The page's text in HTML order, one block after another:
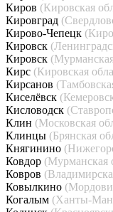
Киров (Кировская
Кировград
Кирово-Чепецк
Кировск
Кировск
Кирс (Кировская
Кирсанов
Киселёвск
Кисловодск
Клин (Московская
Клинцы (Брянская
Княгинино
Ковдор (Мурманская
Ковров
Ковылкино
Когалым (Ханты-